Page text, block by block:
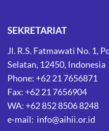
SEKRETARIAT
Jl. R.S. Fatmawati No. 1,
Selatan, 12450, Indonesia
Phone: +62 21 7656871
Fax: +62 21 7656904
WA: +62 852 8506 8248
e-mail: info@aihii.or.id